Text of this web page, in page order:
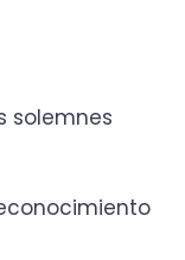
solemnes